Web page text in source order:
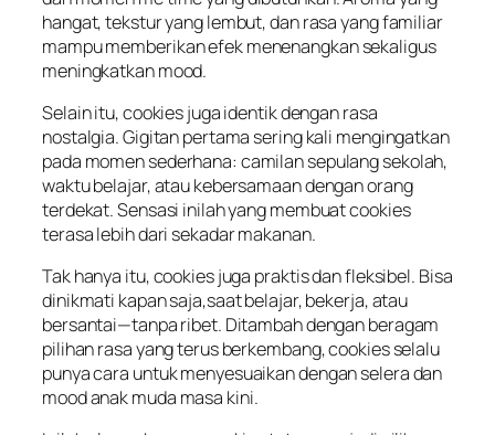
hangat, tekstur yang lembut, dan rasa yang familiar
mampu memberikan efek menenangkan sekaligus
meningkatkan mood.
Selain itu, cookies juga identik dengan rasa
nostalgia. Gigitan pertama sering kali mengingatkan
pada momen sederhana: camilan sepulang sekolah,
waktu belajar, atau kebersamaan dengan orang
terdekat. Sensasi inilah yang membuat cookies
terasa lebih dari sekadar makanan.
Tak hanya itu, cookies juga praktis dan fleksibel. Bisa
dinikmati kapan saja,saat belajar, bekerja, atau
bersantai—tanpa ribet. Ditambah dengan beragam
pilihan rasa yang terus berkembang, cookies selalu
punya cara untuk menyesuaikan dengan selera dan
mood anak muda masa kini.